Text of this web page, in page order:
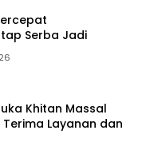
Serba Jadi
Khitan Massal
Terima Layanan dan